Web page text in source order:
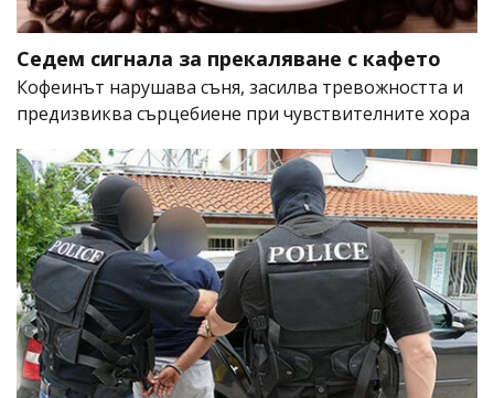
Седем сигнала за прекаляване с кафето
Кофеинът нарушава съня, засилва тревожността и
предизвиква сърцебиене при чувствителните хора